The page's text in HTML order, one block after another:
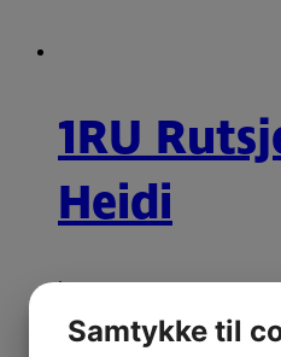
1RU
Heidi
Læs mere
Samtykke til